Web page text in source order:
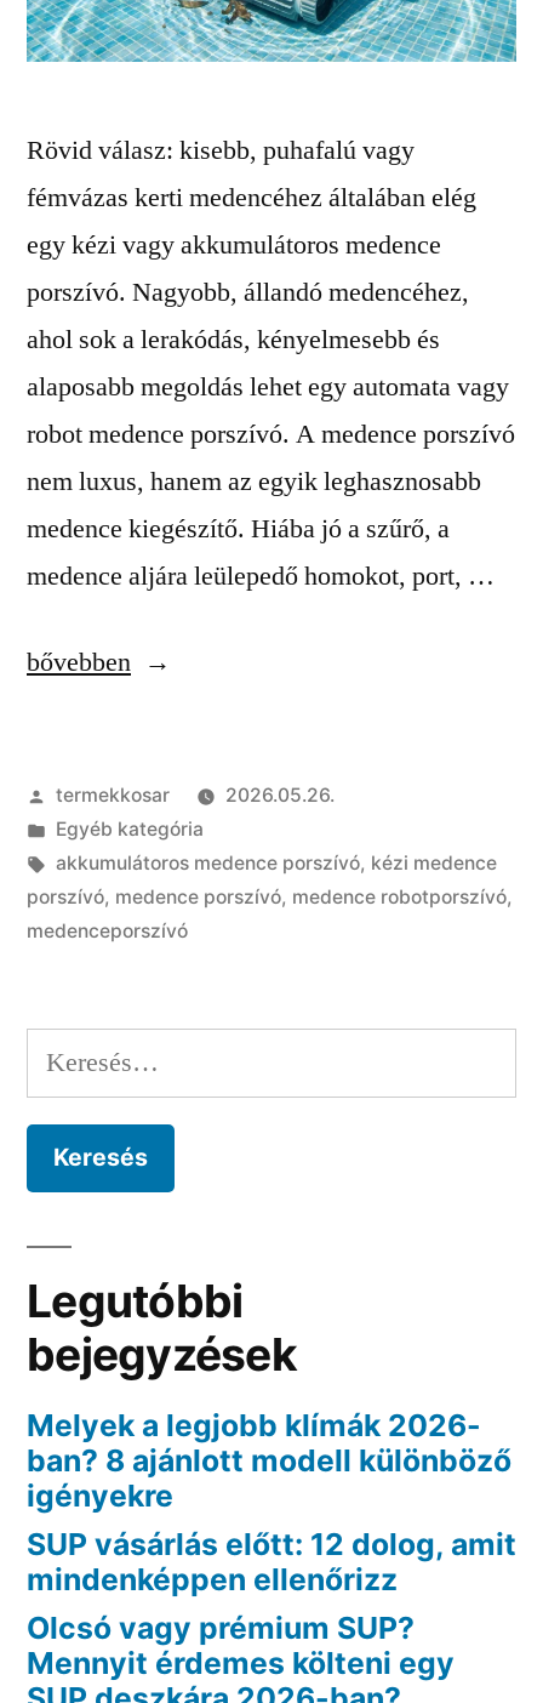
Rövid válasz: kisebb, puhafalú vagy
fémvázas kerti medencéhez általában elég
egy kézi vagy akkumulátoros medence
porszívó. Nagyobb, állandó medencéhez,
ahol sok a lerakódás, kényelmesebb és
alaposabb megoldás lehet egy automata vagy
robot medence porszívó. A medence porszívó
nem luxus, hanem az egyik leghasznosabb
medence kiegészítő. Hiába jó a szűrő, a
medence aljára leülepedő homokot, port, …
„Milyen
válassz?
Teljes
útmutató
kezdőknek”
bővebben
Szerző:
termekkosar
2026.05.26.
Kategória:
Egyéb kategória
Címke:
akkumulátoros medence porszívó, kézi medence
porszívó, medence porszívó, medence robotporszívó,
medenceporszívó
Keresés:
Legutóbbi
bejegyzések
Melyek a legjobb klímák 2026-
ban? 8 ajánlott modell különböző
igényekre
SUP vásárlás előtt: 12 dolog, amit
mindenképpen ellenőrizz
Olcsó vagy prémium SUP?
Mennyit érdemes költeni egy